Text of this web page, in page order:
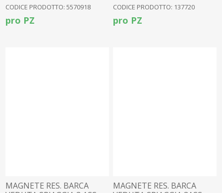
CODICE PRODOTTO: 5570918
pro PZ
CODICE PRODOTTO: 137720
pro PZ
MAGNETE RES. BARCA
MAGNETE RES. BARCA